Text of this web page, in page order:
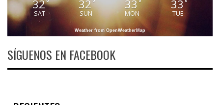
32°
SAT
32°
SUN
33 °
MON
33°
TUE
Weather from OpenWeatherMap
SÍGUENOS EN FACEBOOK